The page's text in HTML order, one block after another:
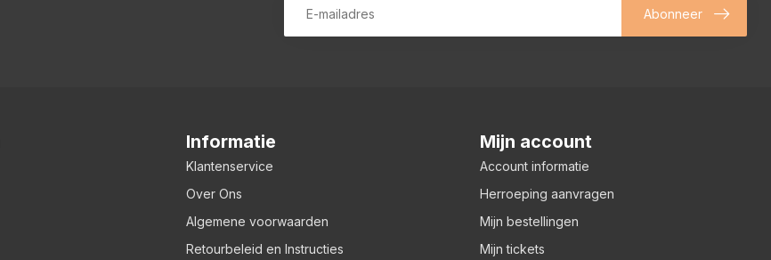
Abonneer
Informatie
Klantenservice
Over Ons
Algemene voorwaarden
Retourbeleid en Instructies
Mijn account
Account informatie
Herroeping aanvragen
Mijn bestellingen
Mijn tickets